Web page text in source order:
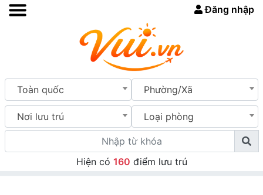
Đăng nhập
Toàn quốc Phường/Xã
Nơi lưu trú Loại phòng
Hiện có 160 điểm lưu trú